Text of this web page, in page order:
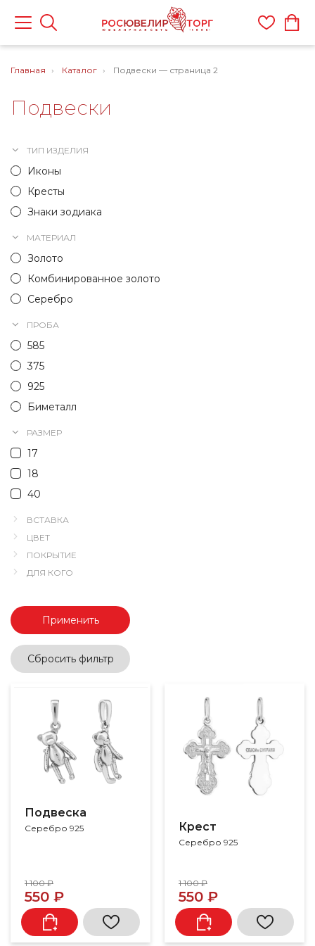
Главная Каталог Подвески — страница 2
Подвески
ТИП ИЗДЕЛИЯ
Иконы
Кресты
Знаки зодиака
МАТЕРИАЛ
Золото
Комбинированное золото
Серебро
ПРОБА
585
375
925
Биметалл
РАЗМЕР
17
18
40
ВСТАВКА
ЦВЕТ
ПОКРЫТИЕ
ДЛЯ КОГО
Применить
Сбросить фильтр
Подвеска
Серебро 925
1 100 ₽
550 ₽
Крест
Серебро 925
1 100 ₽
550 ₽